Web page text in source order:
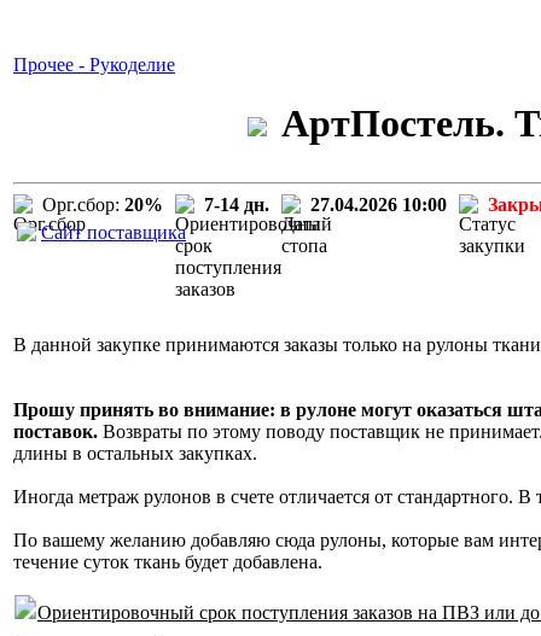
Прочее - Рукоделие
АртПостель.
Орг.сбор: 20% 7-14 дн. 27.04.2026 10:00
Сайт поставщика
В данной закупке принимаются заказы только на рулоны
Прошу принять во внимание: в рулоне могут оказаться
поставок. Возвраты по этому поводу поставщик не
длины в остальных закупках.
Иногда метраж рулонов в счете отличается от стандартного.
По вашему желанию добавляю сюда рулоны, которые вам
течение суток ткань будет добавлена.
Ориентировочный срок поступления заказов на ПВЗ или